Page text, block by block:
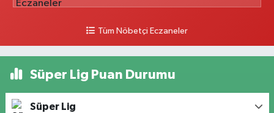
Tüm Nöbetçi Eczaneler
Süper Lig Puan Durumu
Süper Lig